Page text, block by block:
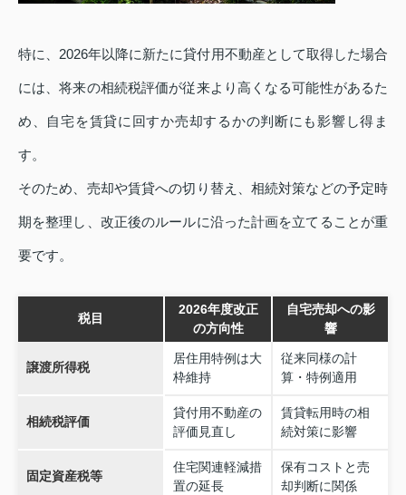
特に、2026年以降に新たに貸付用不動産として取得した場合
には、将来の相続税評価が従来より高くなる可能性があるた
め、自宅を賃貸に回すか売却するかの判断にも影響し得ま
す。
そのため、売却や賃貸への切り替え、相続対策などの予定時
期を整理し、改正後のルールに沿った計画を立てることが重
要です。
税目
2026年度改正
の方向性
自宅売却への影
響
譲渡所得税
居住用特例は大
枠維持
従来同様の計
算・特例適用
相続税評価
貸付用不動産の
評価見直し
賃貸転用時の相
続対策に影響
固定資産税等
住宅関連軽減措
置の延長
保有コストと売
却判断に関係